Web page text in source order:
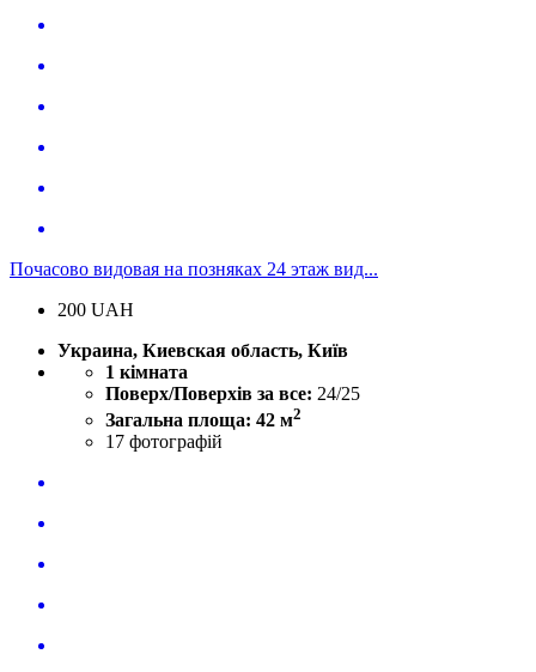
Почасово видовая на позняках 24 этаж вид...
200 UAH
Украина, Киевская область, Київ
1 кімната
Поверх/Поверхів за все: 24/25
Загальна площа: 42 м2
17 фотографій